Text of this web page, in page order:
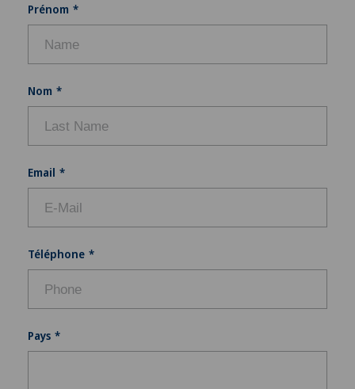
Dislocation acromio-claviculaire
Dysfonctionnement érectile
Endocrinologie
Endométriose
Prénom
Nom
Email
Téléphone
Pays